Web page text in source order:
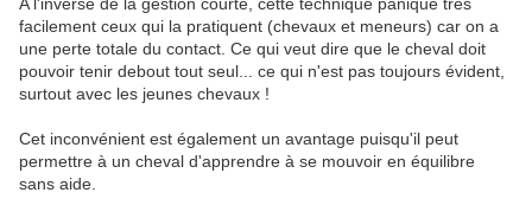
facilement ceux qui la pratiquent (chevaux et meneurs) car on a
une perte totale du contact. Ce qui veut dire que le cheval doit
pouvoir tenir debout tout seul... ce qui n'est pas toujours évident,
surtout avec les jeunes chevaux !
Cet inconvénient est également un avantage puisqu'il peut
permettre à un cheval d'apprendre à se mouvoir en équilibre
sans aide.